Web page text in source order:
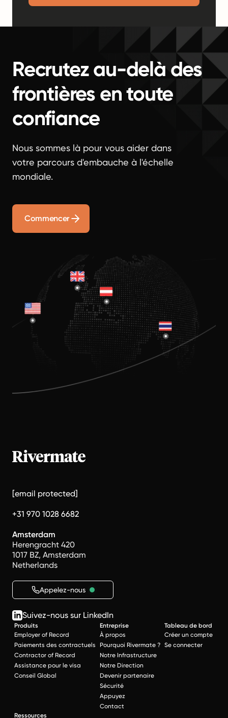
Recrutez au-delà des
frontières en toute
confiance
Nous sommes là pour vous aider dans
votre parcours d'embauche à l'échelle
mondiale.
Commencer
[email protected]
+31 970 1028 6682
Amsterdam
Herengracht 420
1017 BZ, Amsterdam
Netherlands
Appelez-nous
Suivez-nous sur LinkedIn
Produits
Employer of Record
Paiements des contractuels
Contractor of Record
Assistance pour le visa
Conseil Global
Entreprise
À propos
Pourquoi Rivermate ?
Notre Infrastructure
Notre Direction
Devenir partenaire
Sécurité
Appuyez
Contact
Tableau de bord
Créer un compte
Se connecter
Ressources